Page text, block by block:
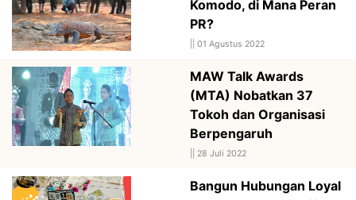
Komodo, di Mana Peran
PR?
01 Agustus 2022
MAW Talk Awards
(MTA) Nobatkan 37
Tokoh dan Organisasi
Berpengaruh
28 Juli 2022
Bangun Hubungan Loyal